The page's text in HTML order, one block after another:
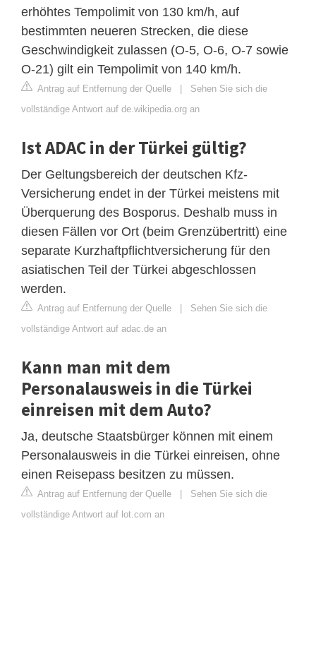
erhöhtes Tempolimit von 130 km/h, auf
bestimmten neueren Strecken, die diese
Geschwindigkeit zulassen (O-5, O-6, O-7 sowie
O-21) gilt ein Tempolimit von 140 km/h.
Antrag auf Entfernung der Quelle | Sehen Sie sich die
vollständige Antwort auf de.wikipedia.org an
Ist ADAC in der Türkei gültig?
Der Geltungsbereich der deutschen Kfz-
Versicherung endet in der Türkei meistens mit
Überquerung des Bosporus. Deshalb muss in
diesen Fällen vor Ort (beim Grenzübertritt) eine
separate Kurzhaftpflichtversicherung für den
asiatischen Teil der Türkei abgeschlossen
werden.
Antrag auf Entfernung der Quelle | Sehen Sie sich die
vollständige Antwort auf adac.de an
Kann man mit dem
Personalausweis in die Türkei
einreisen mit dem Auto?
Ja, deutsche Staatsbürger können mit einem
Personalausweis in die Türkei einreisen, ohne
einen Reisepass besitzen zu müssen.
Antrag auf Entfernung der Quelle | Sehen Sie sich die
vollständige Antwort auf lot.com an